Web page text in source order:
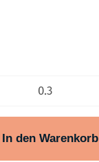
In den Warenkorb